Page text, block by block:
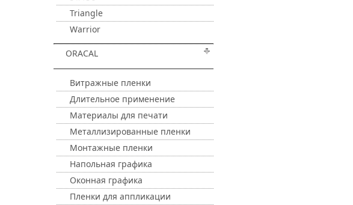
Triangle
Warrior
ORACAL
Витражные пленки
Длительное применение
Материалы для печати
Металлизированные пленки
Монтажные пленки
Напольная графика
Оконная графика
Пленки для аппликации